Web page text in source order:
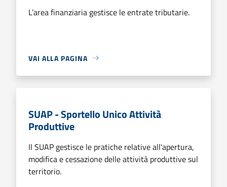
L’area finanziaria gestisce le entrate tributarie.
VAI ALLA PAGINA
SUAP - Sportello Unico Attività
Produttive
Il SUAP gestisce le pratiche relative all'apertura,
modifica e cessazione delle attività produttive sul
territorio.